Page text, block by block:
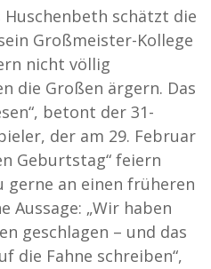
schätzt die
Großmeister-Kollege
nicht völlig
die Großen ärgern. Das
betont der 31-
der am 29. Februar
Geburtstag“ feiern
an einen früheren
Aussage: „Wir haben
geschlagen – und das
die Fahne schreiben“,